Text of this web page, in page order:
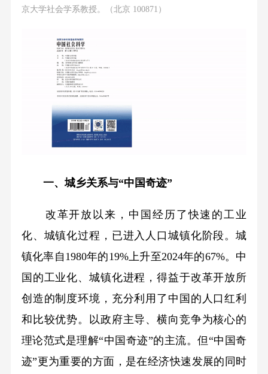
京大学社会学系教授。（北京 100871）
一、城乡关系与“中国奇迹”
改革开放以来，中国经历了快速的工业
化、城镇化过程，已进入人口城镇化阶段。城
镇化率自1980年的19%上升至2024年的67%。中
国的工业化、城镇化进程，得益于改革开放所
创造的制度环境，充分利用了中国的人口红利
和比较优势。以政府主导、横向竞争为核心的
理论范式是理解“中国奇迹”的主流。但“中国奇
迹”更为重要的方面，是在经济快速发展的同时